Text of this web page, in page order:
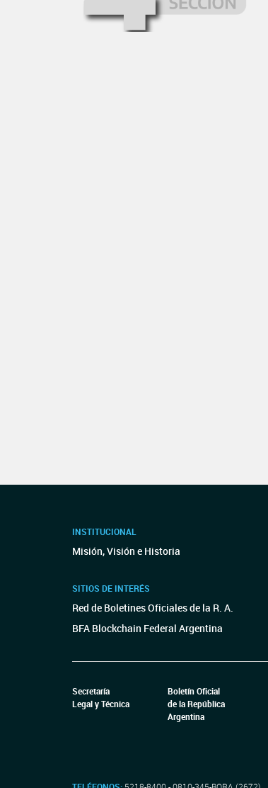
INSTITUCIONAL
Misión, Visión e Historia
SITIOS DE INTERÉS
Red de Boletines Oficiales de la R. A.
BFA Blockchain Federal Argentina
Secretaría
Legal y Técnica
Boletín Oficial
de la República
Argentina